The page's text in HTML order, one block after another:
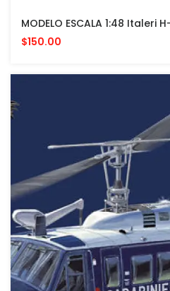
$150.00